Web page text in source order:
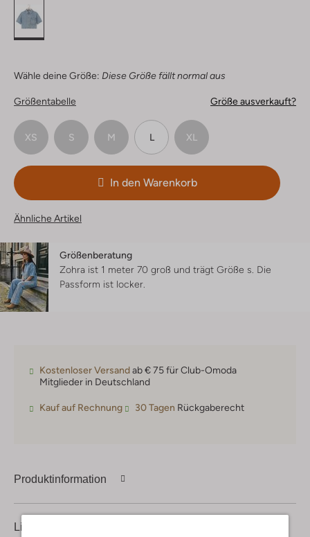
Wähle deine Größe: Diese Größe fällt normal aus
Größentabelle Größe ausverkauft?
XS S M L XL
In den Warenkorb
Ähnliche Artikel
Größenberatung
Zohra ist 1 meter 70 groß und trägt Größe s. Die
Passform ist locker
Kostenloser Versandab € 75 für Club-Omoda
Mitglieder in Deutschland
Kauf auf Rechnung 30 Tagen Rückgaberecht
Produktinformation
Lieferung & Rückgabe